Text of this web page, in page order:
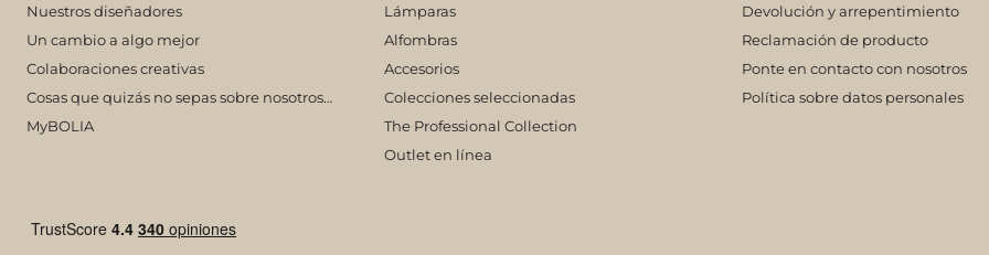
Nuestros diseñadores
Un cambio a algo mejor
Colaboraciones creativas
Cosas que quizás no sepas sobre nosotros…
MyBOLIA
Lámparas
Alfombras
Accesorios
Colecciones seleccionadas
The Professional Collection
Outlet en línea
Devolución y arrepentimiento
Reclamación de producto
Ponte en contacto con nosotros
Política sobre datos personales